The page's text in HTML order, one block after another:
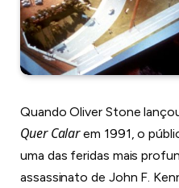
Quando Oliver Stone
Quer Calarem 1991, o
uma das feridas mais
assassinato de John F.